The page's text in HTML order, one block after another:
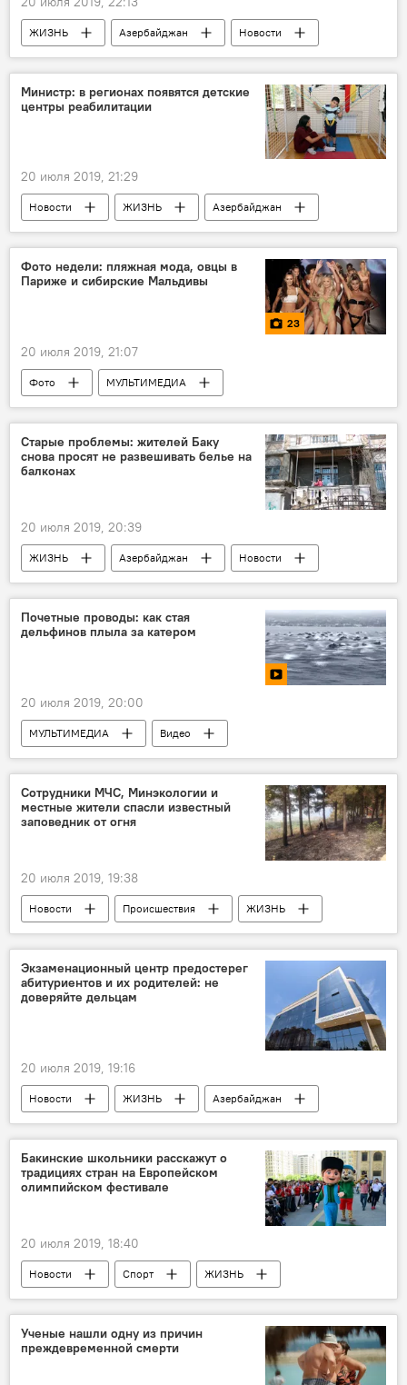
ЖИЗНЬ Азербайджан Новости
Министр: в регионах появятся детские
центры реабилитации
20 июля 2019, 21:29
Новости ЖИЗНЬ Азербайджан
Фото недели: пляжная мода, овцы в
Париже и сибирские Мальдивы
23
20 июля 2019, 21:07
Фото
МУЛЬТИМЕДИА
Происшествия
ЖИЗНЬ
Культура
Новости мира
Новости
Старые проблемы: жителей Баку
снова просят не развешивать белье на
балконах
20 июля 2019, 20:39
ЖИЗНЬ Азербайджан
Новости
Баку
Проблема
Белье
балкон
Почетные проводы: как стая
дельфинов плыла за катером
20 июля 2019, 20:00
МУЛЬТИМЕДИА
Видео
Новости мира
Новости
Сотрудники МЧС, Минэкологии и
местные жители спасли известный
заповедник от огня
20 июля 2019, 19:38
Новости Происшествия
ЖИЗНЬ
Азербайджан
Экзаменационный центр предостерег
абитуриентов и их родителей: не
доверяйте дельцам
20 июля 2019, 19:16
Новости ЖИЗНЬ Азербайджан
Бакинские школьники расскажут о
традициях стран на Европейском
олимпийском фестивале
20 июля 2019, 18:40
Новости Спорт
ЖИЗНЬ
Азербайджан
Ученые нашли одну из причин
преждевременной смерти